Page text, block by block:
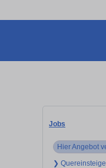
Jobs
Hier Angebot
❯